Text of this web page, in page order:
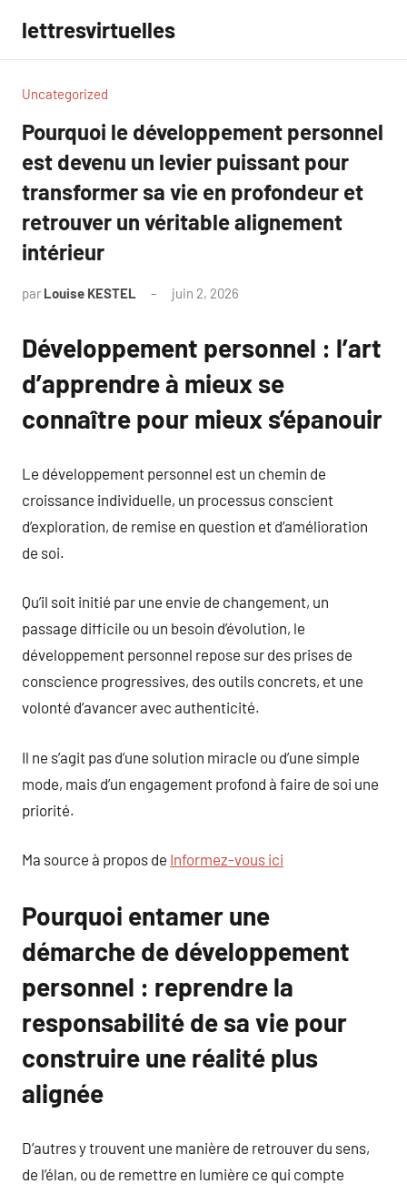
contenu
lettresvirtuelles
Uncategorized
Pourquoi le développement personnel
est devenu un levier puissant pour
transformer sa vie en profondeur et
retrouver un véritable alignement
intérieur
par Louise KESTEL juin 2, 2026
Développement personnel : l’art
d’apprendre à mieux se
connaître pour mieux s’épanouir
Le développement personnel est un chemin de
croissance individuelle, un processus conscient
d’exploration, de remise en question et d’amélioration
de soi.
Qu’il soit initié par une envie de changement, un
passage difficile ou un besoin d’évolution, le
développement personnel repose sur des prises de
conscience progressives, des outils concrets, et une
volonté d’avancer avec authenticité.
Il ne s’agit pas d’une solution miracle ou d’une simple
mode, mais d’un engagement profond à faire de soi une
priorité.
Ma source à propos de Informez-vous ici
Pourquoi entamer une
démarche de développement
personnel : reprendre la
responsabilité de sa vie pour
construire une réalité plus
alignée
D’autres y trouvent une manière de retrouver du sens,
de l’élan, ou de remettre en lumière ce qui compte